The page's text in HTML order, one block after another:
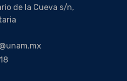
de la Cueva s/n,